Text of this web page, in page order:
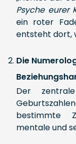
Psyche eurer
ein roter
entsteht dort,
Die
Der
bestimmte
mentale und